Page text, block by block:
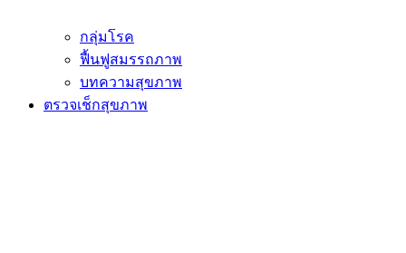
กลุ่มโรค
ฟื้นฟูสมรรถภาพ
บทความสุขภาพ
ตรวจเช็กสุขภาพ